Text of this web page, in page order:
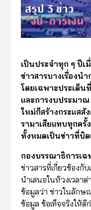
เป็นประจำทุก ๆ ปี
ข่าวสารบางเรื่องน
โดยเฉพาะประเด็น
และการงบประมา
ใหม่ก็สร้างกระแสสั
รามาเสียแทบทุกครั้
ทั้งหมดเป็นข่าวที่บิด
กองบรรณาธิการเฉ
ข่าวสารที่เกี่ยวข้องกั
นำเสนอในห้วงเวลา
ข้อมูลว่า ข่าวในลักษ
ข้อมูล ข้อเท็จจริงให้ดี